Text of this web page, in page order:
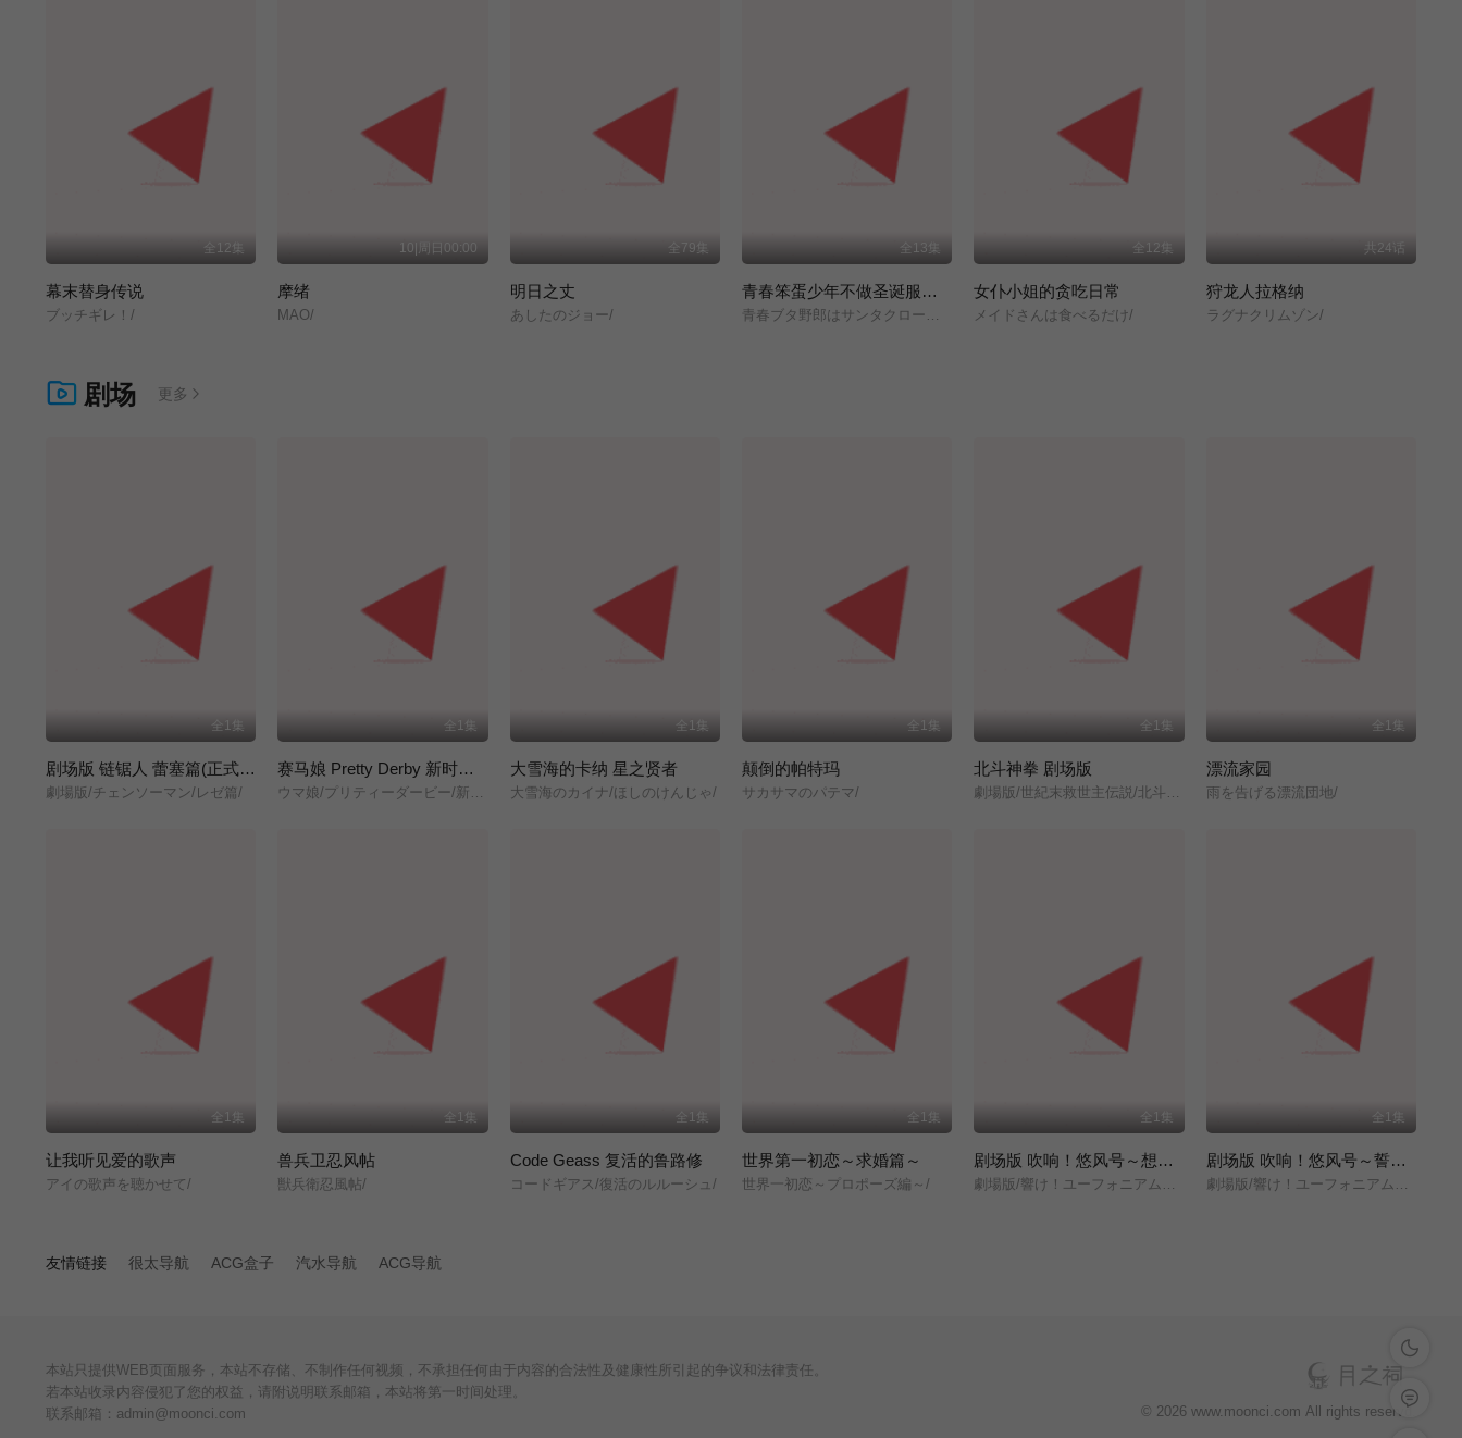
全12集
幕末替身传说
ブッチギレ！/
10|周日00:00
摩绪
MAO/
全79集
明日之丈
あしたのジョー/
全13集
青春笨蛋少年不做圣诞服女郎的梦
全12集
女仆小姐的贪吃日常
メイドさんは食べるだけ/
共24话
狩龙人拉格纳
ラグナクリムゾン/
剧场 更多
全1集
剧场版 链锯人 蕾塞篇(正式版)
劇場版/チェンソーマン/レゼ篇/
全1集
赛马娘 Pretty Derby 新时代之门
全1集
大雪海的卡纳 星之贤者
大雪海のカイナ/ほしのけんじゃ/
全1集
颠倒的帕特玛
サカサマのパテマ/
全1集
北斗神拳 剧场版
全1集
漂流家园
雨を告げる漂流団地/
全1集
让我听见爱的歌声
アイの歌声を聴かせて/
全1集
兽兵卫忍风帖
獣兵衛忍風帖/
全1集
Code Geass 复活的鲁路修
コードギアス/復活のルルーシュ/
全1集
世界第一初恋～求婚篇～
世界一初恋～プロポーズ編～/
全1集
剧场版 吹响！悠风号～想要传达的旋律～
劇場版/響け！ユーフォニアム～届けたいメロディ～/
全1集
剧场版 吹响！悠风号～誓言的终章～
劇場版/響け！ユーフォニアム～誓いのフィナーレ～/
友情链接 很太导航 ACG盒子 汽水导航 ACG导航
深色模式
留言反馈
本站只提供WEB页面服务，本站不存储、不制作任何视频，不承担任何由于内容的合法性及健康性所引起的争议和法律责任。
若本站收录内容侵犯了您的权益，请附说明联系邮箱，本站将第一时间处理。
联系邮箱：admin@moonci.com
© 2026 www.moonci.com All rights reservd.